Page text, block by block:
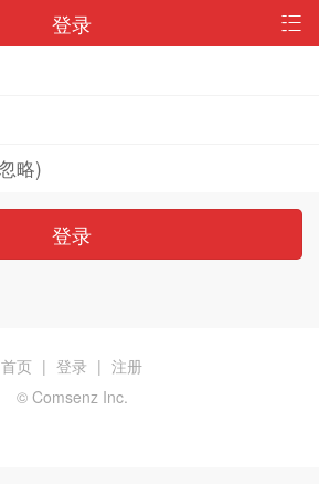
登录
登录
首页 | 登录 | 注册
© Comsenz Inc.